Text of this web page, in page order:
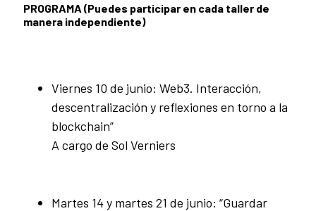
PROGRAMA (Puedes participar en cada taller de
manera independiente)
Viernes 10 de junio: Web3. Interacción,
descentralización y reflexiones en torno a la
blockchain”
A cargo de Sol Verniers
Martes 14 y martes 21 de junio: “Guardar